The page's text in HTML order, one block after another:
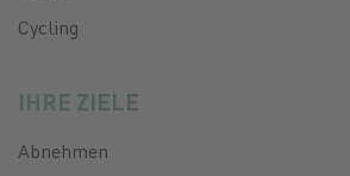
Cycling
IHRE ZIELE
Abnehmen